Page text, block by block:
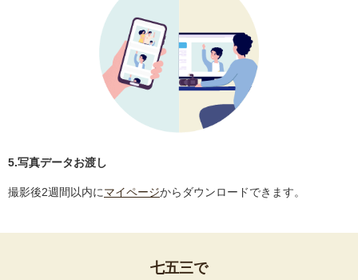
5.写真データお渡し
撮影後2週間以内にマイページからダウンロードできます。
七五三で